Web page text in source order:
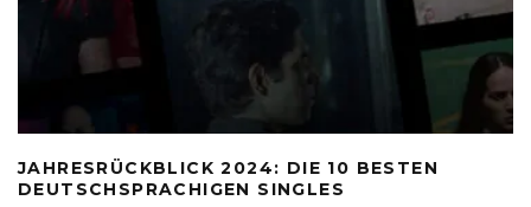
JAHRESRÜCKBLICK 2024: DIE 10 BESTEN
DEUTSCHSPRACHIGEN SINGLES